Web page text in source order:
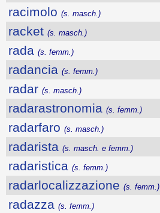
racimolo (s. masch.)
racket (s. masch.)
rada (s. femm.)
radancia (s. femm.)
radar (s. masch.)
radarastronomia (s. femm.)
radarfaro (s. masch.)
radarista (s. masch. e femm.)
radaristica (s. femm.)
radarlocalizzazione (s. femm.)
radazza (s. femm.)